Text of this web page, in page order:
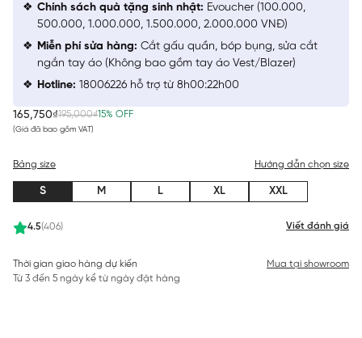
165,750₫195,000₫15% OFF
(Giá đã bao gồm VAT)
4.5(406) Viết đánh giá
Bảng size Hướng dẫn chọn size
S M L XL XXL
Thời gian giao hàng dự kiến
Từ 3 đến 5 ngày kể từ ngày đặt hàng
Mua tại showroom
Chính sách quà tặng sinh nhật: Evoucher (100.000,
500.000, 1.000.000, 1.500.000, 2.000.000 VNĐ)
Miễn phí sửa hàng: Cắt gấu quần, bóp bụng, sửa cắt
ngắn tay áo (Không bao gồm tay áo Vest/Blazer)
Hotline: 18006226 hỗ trợ từ 8h00:22h00